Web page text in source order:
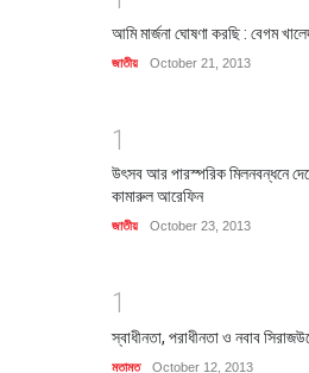
আমি মার্জনা ঘোষণা করছি : বেগম
জাতীয় October 21, 2013
1
উৎসব আর পারস্পরিক মিলনবন্ধনে
কামারুল আরেফিন
জাতীয় October 23, 2013
1
স্বাধীনতা, পরাধীনতা ও নবাব
মতামত October 12, 2013